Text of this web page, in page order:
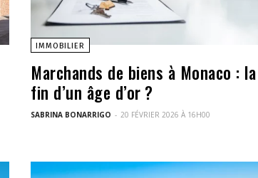
IMMOBILIER
Marchands de biens à Monaco : la
fin d’un âge d’or ?
SABRINA BONARRIGO - 20 FÉVRIER 2026 À 16H00